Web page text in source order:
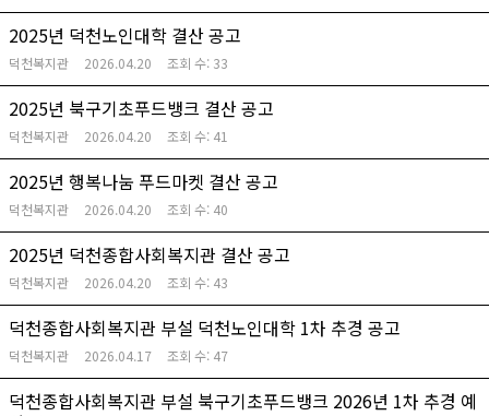
2025년 덕천노인대학 결산 공고
덕천복지관 2026.04.20 조회 수: 33
2025년 북구기초푸드뱅크 결산 공고
덕천복지관 2026.04.20 조회 수: 41
2025년 행복나눔 푸드마켓 결산 공고
덕천복지관 2026.04.20 조회 수: 40
2025년 덕천종합사회복지관 결산 공고
덕천복지관 2026.04.20 조회 수: 43
덕천종합사회복지관 부설 덕천노인대학 1차 추경 공고
덕천복지관 2026.04.17 조회 수: 47
덕천종합사회복지관 부설 북구기초푸드뱅크 2026년 1차 추경 예